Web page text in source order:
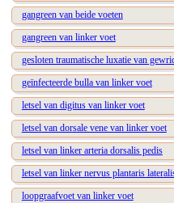
gangreen van beide voeten
gangreen van linker voet
gesloten traumatische luxatie van
geïnfecteerde bulla van linker voet
letsel van digitus van linker voet
letsel van dorsale vene van linker voet
letsel van linker arteria dorsalis pedis
letsel van linker nervus plantaris
loopgraafvoet van linker voet